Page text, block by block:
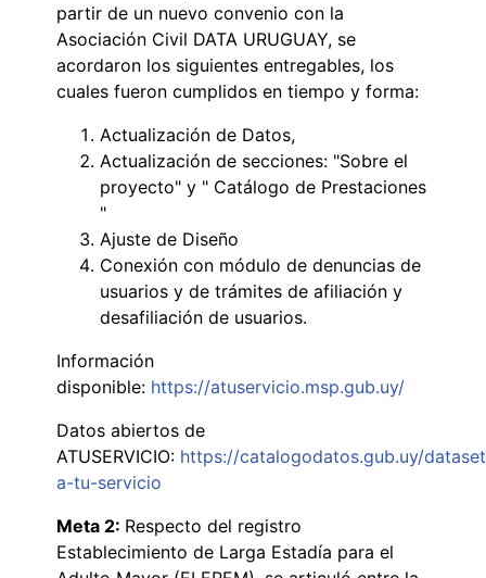
partir de un nuevo convenio con la
Asociación Civil DATA URUGUAY, se
acordaron los siguientes entregables, los
cuales fueron cumplidos en tiempo y forma:
Actualización de Datos,
Actualización de secciones: "Sobre el
proyecto" y " Catálogo de Prestaciones
"
Ajuste de Diseño
Conexión con módulo de denuncias de
usuarios y de trámites de afiliación y
desafiliación de usuarios.
Información
disponible: https://atuservicio.msp.gub.uy/
Datos abiertos de
ATUSERVICIO: https://catalogodatos.gub.uy/
a-tu-servicio
Meta 2: Respecto del registro
Establecimiento de Larga Estadía para el